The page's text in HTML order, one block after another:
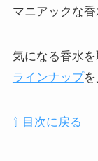
マニアックな香
気になる香水
ラインナップを
⇧ 目次に戻る